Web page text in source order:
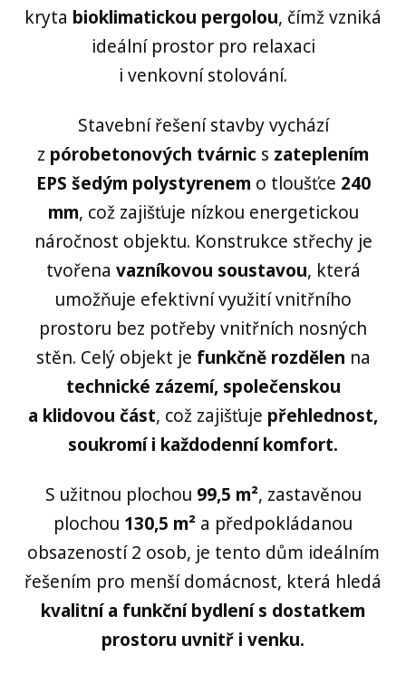
kryta bioklimatickou pergolou, čímž vzniká
ideální prostor pro relaxaci
i venkovní stolování.
Stavební řešení stavby vychází
z pórobetonových tvárnic s zateplením
EPS šedým polystyrenem o tloušťce 240
mm, což zajišťuje nízkou energetickou
náročnost objektu. Konstrukce střechy je
tvořena vazníkovou soustavou, která
umožňuje efektivní využití vnitřního
prostoru bez potřeby vnitřních nosných
stěn. Celý objekt je funkčně rozdělen na
technické zázemí, společenskou
a klidovou část, což zajišťuje přehlednost,
soukromí i každodenní komfort.
S užitnou plochou 99,5 m², zastavěnou
plochou 130,5 m² a předpokládanou
obsazeností 2 osob, je tento dům ideálním
řešením pro menší domácnost, která hledá
kvalitní a funkční bydlení s dostatkem
prostoru uvnitř i venku.